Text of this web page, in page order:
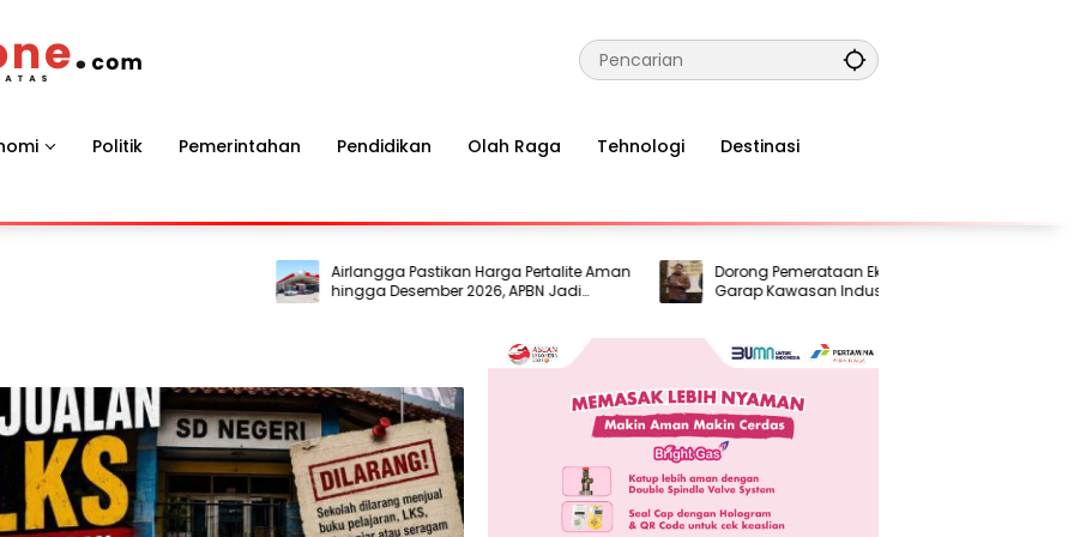
Politik Pemerintahan Pendidikan Olah Raga Tehnologi Destinasi
Airlangga Pastikan Harga Pertalite Aman
hingga Desember 2026, APBN Jadi
Penyangga di Tengah Gejolak Global
Dorong Pemerataan Ekonomi, Pemerintah
Garap Kawasan Industri Pertama di
Madura